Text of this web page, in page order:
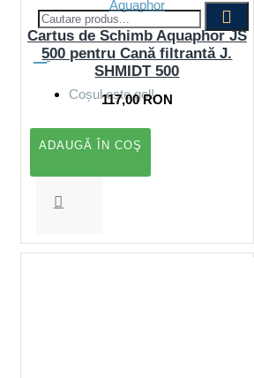
Cos
Coșul este gol!
Aquaphor
Cartus de Schimb Aquaphor JS
500 pentru Cană filtrantă J.
SHMIDT 500
117,00 RON
ADAUGĂ ÎN COŞ